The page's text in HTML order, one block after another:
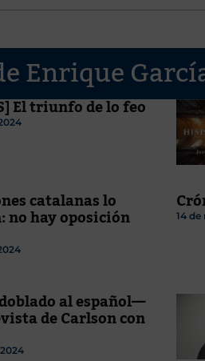
Enrique
El triunfo de lo feo
catalanas lo
hay oposición 14
al español—
de Carlson con